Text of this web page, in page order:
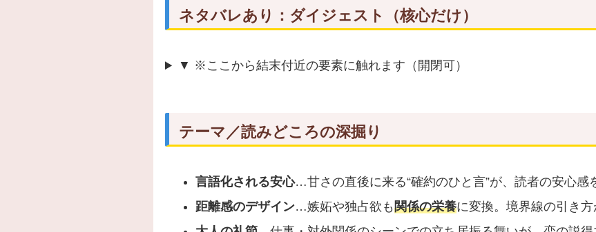
ネタバレあり：ダイジェスト（核心だけ）
▼ ※ここから結末付近の要素に触れます（開閉可）
テーマ／読みどころの深掘り
言語化される安心…甘さの直後に来る“確約のひと言”が、読者の安心感
距離感のデザイン…嫉妬や独占欲も関係の栄養に変換。境界線の引き方